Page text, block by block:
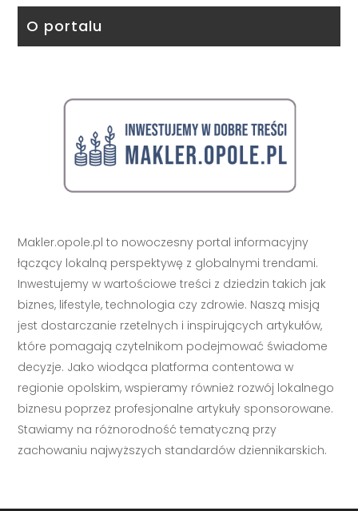
O portalu
Makler.opole.pl to nowoczesny portal informacyjny
łączący lokalną perspektywę z globalnymi trendami.
Inwestujemy w wartościowe treści z dziedzin takich jak
biznes, lifestyle, technologia czy zdrowie. Naszą misją
jest dostarczanie rzetelnych i inspirujących artykułów,
które pomagają czytelnikom podejmować świadome
decyzje. Jako wiodąca platforma contentowa w
regionie opolskim, wspieramy również rozwój lokalnego
biznesu poprzez profesjonalne artykuły sponsorowane.
Stawiamy na różnorodność tematyczną przy
zachowaniu najwyższych standardów dziennikarskich.